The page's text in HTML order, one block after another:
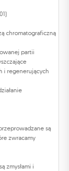
chromatograficzną
partii
i regenerujących
są
zwracamy
zmysłami i